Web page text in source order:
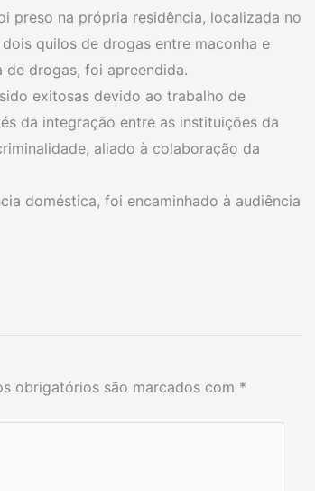
preso na própria residência, localizada no
quilos de drogas entre maconha e
drogas, foi apreendida.
exitosas devido ao trabalho de
da integração entre as instituições da
aliado à colaboração da
doméstica, foi encaminhado à audiência
obrigatórios são marcados com *